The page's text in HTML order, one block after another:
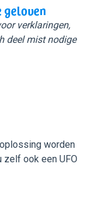
geloven
verklaringen,
deel mist nodige
worden
zelf ook een UFO